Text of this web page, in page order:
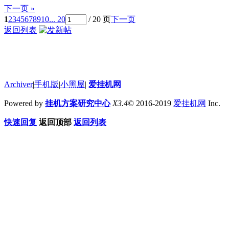
下一页 »
12345678910... 20 / 20 页下一页
返回列表
Archiver|手机版|小黑屋| 爱挂机网
Powered by 挂机方案研究中心 X3.4© 2016-2019 爱挂机网 Inc.
快速回复 返回顶部 返回列表